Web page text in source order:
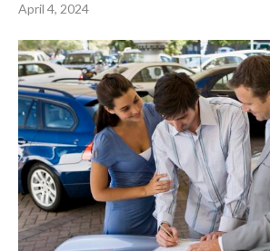
April 4, 2024